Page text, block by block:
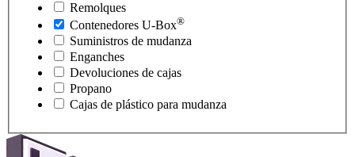
Remolques
Contenedores U-Box®
Suministros de mudanza
Enganches
Devoluciones de cajas
Propano
Cajas de plástico para mudanza